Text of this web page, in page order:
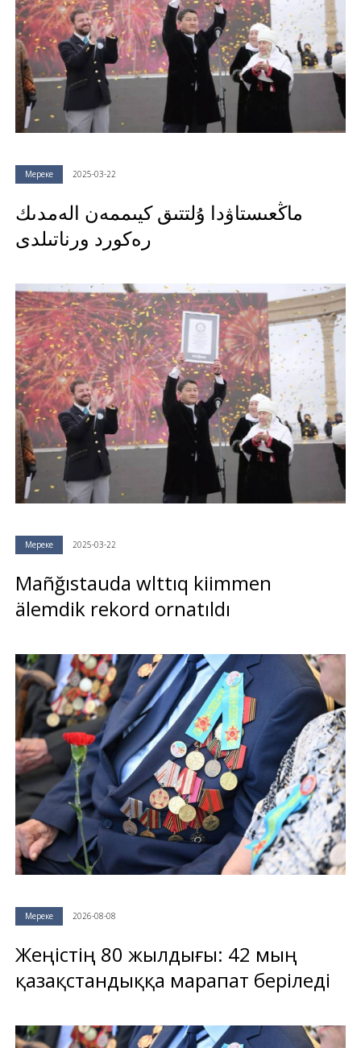
Мереке 2025-03-22
ماڭعىستاۋدا ۇلتتىق كيىممەن الەمدىك
رەكورد ورناتىلدى
Мереке 2025-03-22
Mañğıstauda wlttıq kiimmen
älemdik rekord ornatıldı
Мереке 2026-08-08
Жеңістің 80 жылдығы: 42 мың
қазақстандыққа марапат беріледі